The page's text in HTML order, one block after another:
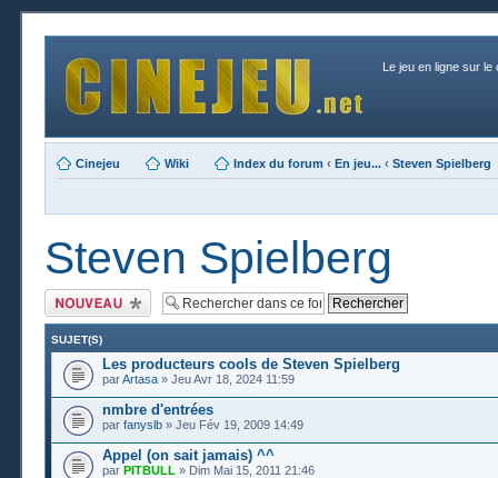
Le jeu en ligne sur le
Cinejeu Wiki Index du forum ‹ En jeu... ‹ Steven Spielberg
Steven Spielberg
Publier un nouveau
sujet
SUJET(S)
Les producteurs cools de Steven Spielberg
parArtasa » Jeu Avr 18, 2024 11:59
nmbre d'entrées
par fanyslb » Jeu Fév 19, 2009 14:49
Appel (on sait jamais) ^^
par PITBULL » Dim Mai 15, 2011 21:46